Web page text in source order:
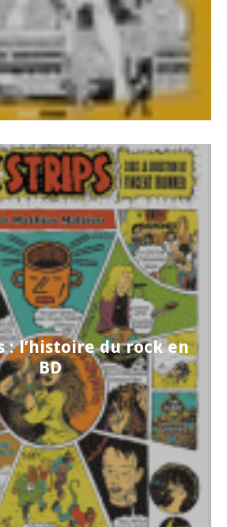
: l’histoire du rock en
BD